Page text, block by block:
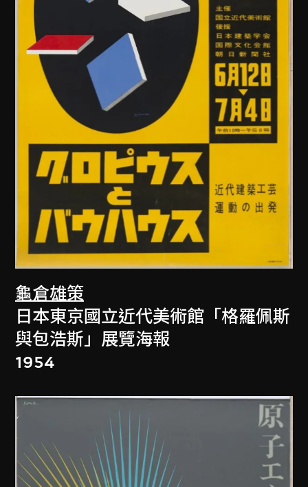
龜倉雄策
日本東京國立近代美術館「格羅佩斯
與包浩斯」展覽海報
1954